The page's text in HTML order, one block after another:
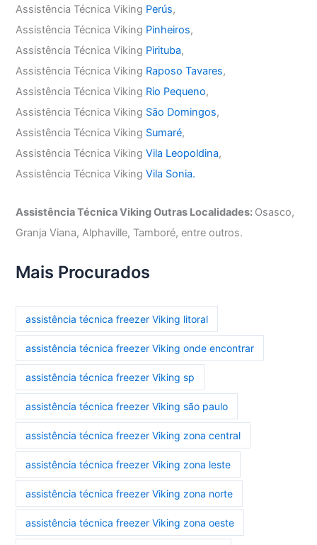
Assistência Técnica Viking Perús,
Assistência Técnica Viking Pinheiros,
Assistência Técnica Viking Pirituba,
Assistência Técnica Viking Raposo Tavares,
Assistência Técnica Viking Rio Pequeno,
Assistência Técnica Viking São Domingos,
Assistência Técnica Viking Sumaré,
Assistência Técnica VikingVila Leopoldina,
Assistência Técnica VikingVila Sonia.
Assistência Técnica Viking Outras Localidades: Osasco,
Granja Viana, Alphaville, Tamboré, entre outros.
Mais Procurados
assistência técnica freezer Viking litoral
assistência técnica freezer Viking onde encontrar
assistência técnica freezer Viking sp
assistência técnica freezer Viking são paulo
assistência técnica freezer Viking zona central
assistência técnica freezer Viking zona leste
assistência técnica freezer Viking zona norte
assistência técnica freezer Viking zona oeste